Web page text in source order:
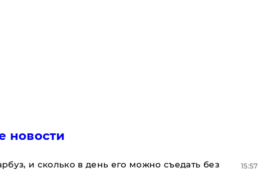
новости
и сколько в день его можно съедать без
15:57